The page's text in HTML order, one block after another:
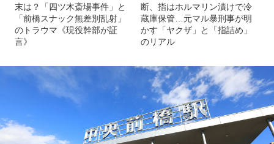
末は？「四ツ木斎場事件」と
「前橋スナック無差別乱射」
のトラウマ《現役幹部が証
言》
断、指はホルマリン漬けで冷
蔵庫保管…元マル暴刑事が明
かす「ヤクザ」と「指詰め」
のリアル